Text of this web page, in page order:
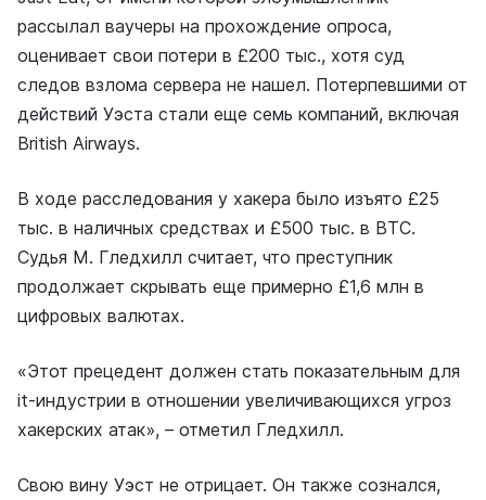
рассылал ваучеры на прохождение опроса,
оценивает свои потери в £200 тыс., хотя суд
следов взлома сервера не нашел. Потерпевшими от
действий Уэста стали еще семь компаний, включая
British Airways.
В ходе расследования у хакера было изъято £25
тыс. в наличных средствах и £500 тыс. в ВТС.
Судья М. Гледхилл считает, что преступник
продолжает скрывать еще примерно £1,6 млн в
цифровых валютах.
«Этот прецедент должен стать показательным для
it-индустрии в отношении увеличивающихся угроз
хакерских атак», – отметил Гледхилл.
Свою вину Уэст не отрицает. Он также сознался,